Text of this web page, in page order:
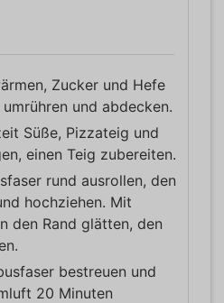
Zucker und Hefe
und abdecken.
Süße, Pizzateig und
einen Teig zubereiten.
rund ausrollen, den
hochziehen. Mit
den Rand glätten, den
bestreuen und
20 Minuten